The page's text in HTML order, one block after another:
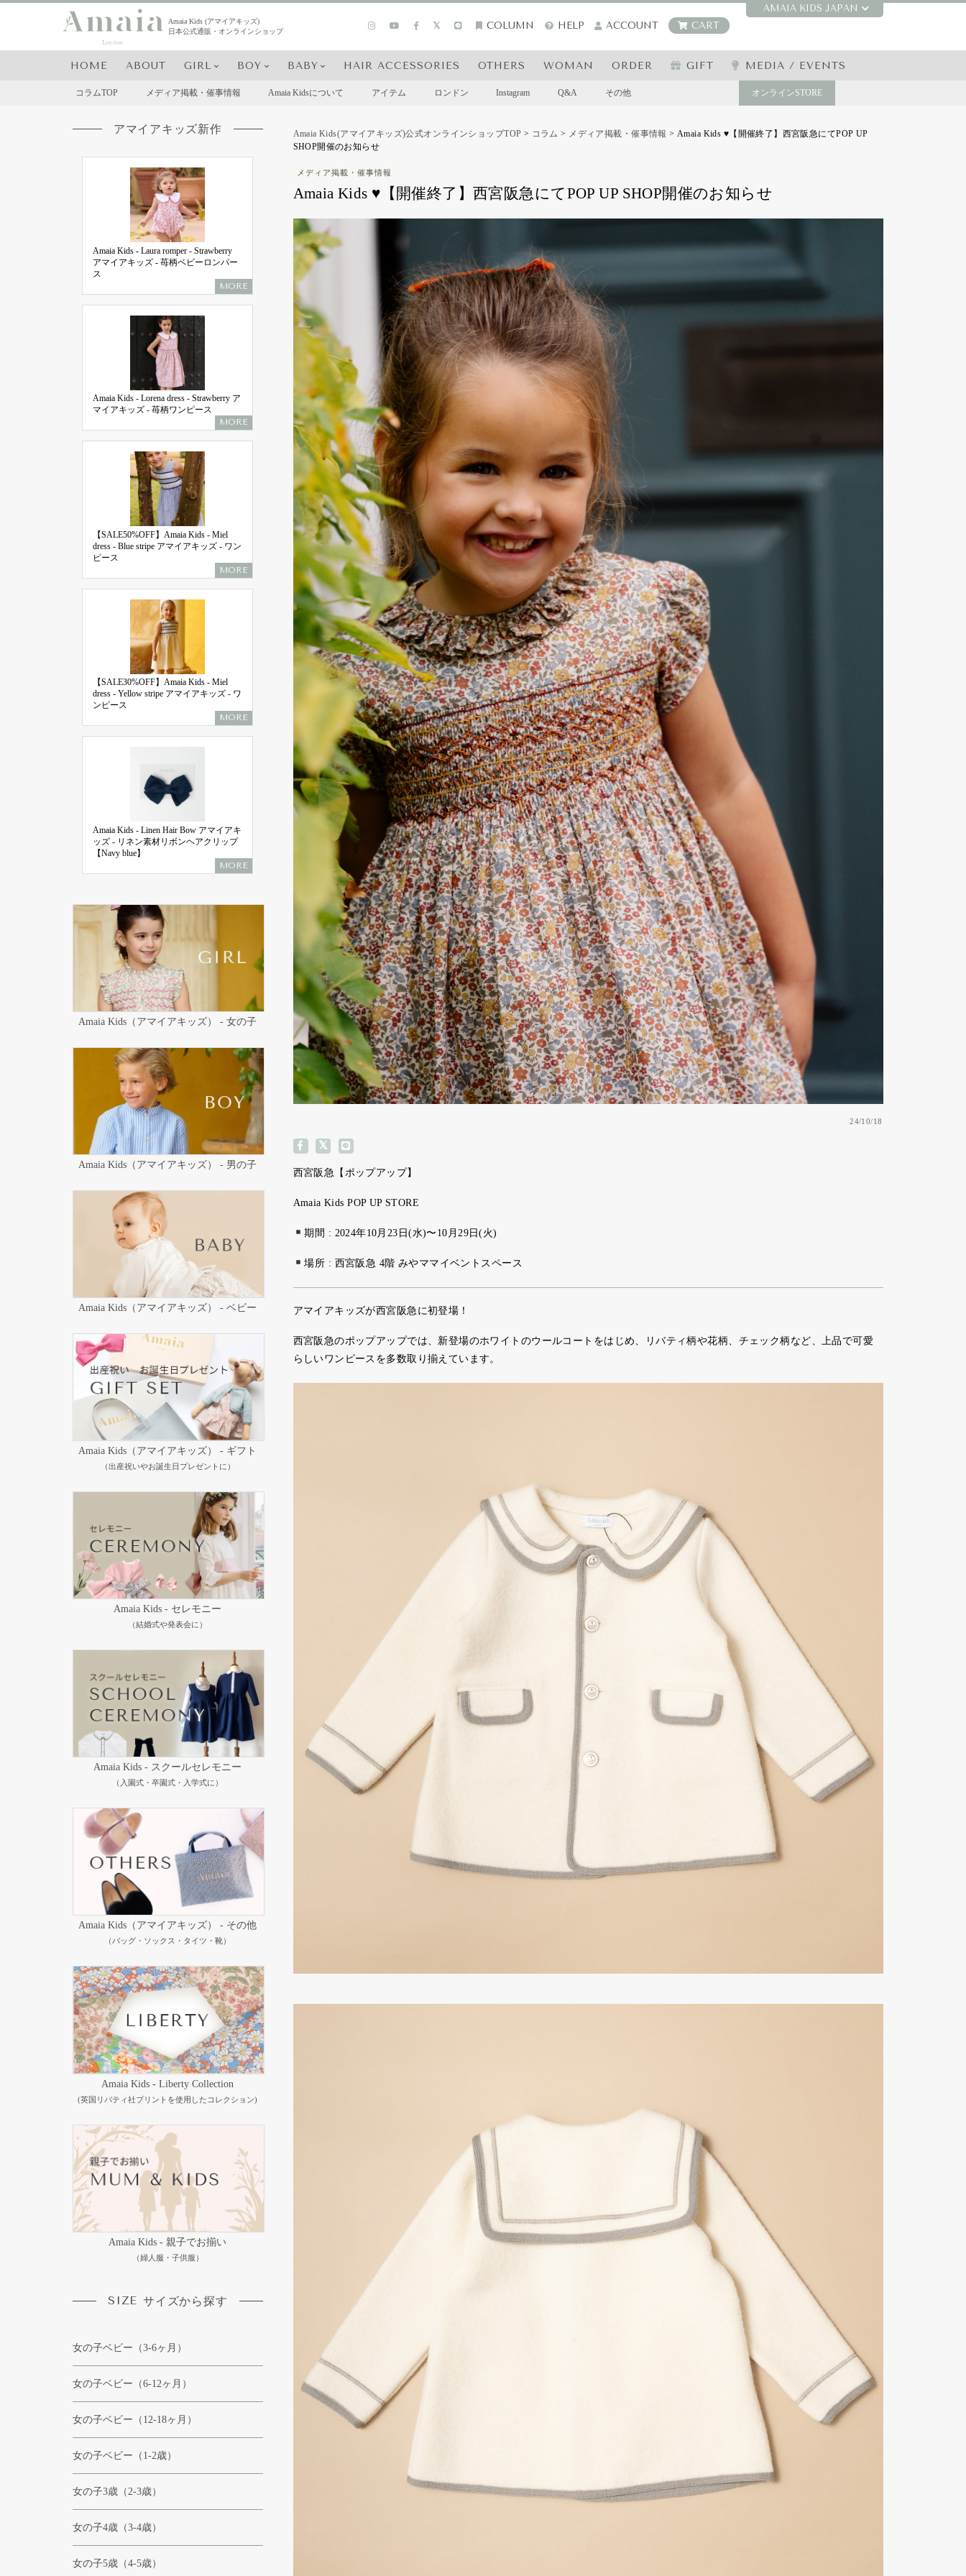
Amaia Kids (アマイアキッズ)
日本公式通販・オンラインショップ
COLUMN HELP ACCOUNT CART
AMAIA KIDS JAPAN
HOME ABOUT GIRL BOY BABY HAIR ACCESSORIES OTHERS WOMAN ORDER GIFT MEDIA / EVENTS
コラムTOP メディア掲載・催事情報 Amaia Kidsについて アイテム ロンドン Instagram Q&A その他 オンラインSTORE
Amaia Kids(アマイアキッズ)公式オンラインショップTOP > コラム > メディア掲載・催事情報 >Amaia Kids ♥【開催終了】西宮阪急にてPOP UP
SHOP開催のお知らせ
メディア掲載・催事情報
Amaia Kids ♥【開催終了】西宮阪急にてPOP UP SHOP開催のお知らせ
24/10/18
西宮阪急【ポップアップ】
Amaia Kids POP UP STORE
期間 : 2024年10月23日(水)〜10月29日(火)
場所 : 西宮阪急 4階 みやママイベントスペース
アマイアキッズが西宮阪急に初登場！
西宮阪急のポップアップでは、新登場のホワイトのウールコートをはじめ、リバティ柄や花柄、チェック柄など、上品で可愛
らしいワンピースを多数取り揃えています。
アマイアキッズ新作
Amaia Kids - Laura romper - Strawberry
アマイアキッズ - 苺柄ベビーロンパー
ス
MORE
Amaia Kids - Lorena dress - Strawberry ア
マイアキッズ - 苺柄ワンピース
MORE
【SALE50%OFF】Amaia Kids - Miel
dress - Blue stripe アマイアキッズ - ワン
ピース
MORE
【SALE30%OFF】Amaia Kids - Miel
dress - Yellow stripe アマイアキッズ - ワ
ンピース
MORE
Amaia Kids - Linen Hair Bow アマイアキ
ッズ - リネン素材リボンヘアクリップ
【Navy blue】
MORE
Amaia Kids（アマイアキッズ） - 女の子
Amaia Kids（アマイアキッズ） - 男の子
Amaia Kids（アマイアキッズ） - ベビー
Amaia Kids（アマイアキッズ） - ギフト
（出産祝いやお誕生日プレゼントに）
Amaia Kids - セレモニー
（結婚式や発表会に）
Amaia Kids - スクールセレモニー
（入園式・卒園式・入学式に）
Amaia Kids（アマイアキッズ） - その他
（バッグ・ソックス・タイツ・靴）
Amaia Kids - Liberty Collection
(英国リバティ社プリントを使用したコレクション)
Amaia Kids - 親子でお揃い
（婦人服・子供服）
SIZE サイズから探す
女の子ベビー（3-6ヶ月）
女の子ベビー（6-12ヶ月）
女の子ベビー（12-18ヶ月）
女の子ベビー（1-2歳）
女の子3歳（2-3歳）
女の子4歳（3-4歳）
女の子5歳（4-5歳）